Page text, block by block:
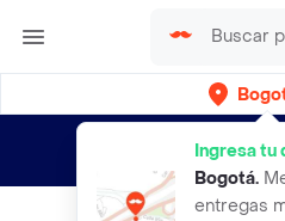
Ingresa tu
Bogotá.
entregas
envíos gratis por